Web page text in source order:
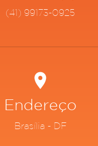
(41) 99173-0925
Endereço
Brasília - DF